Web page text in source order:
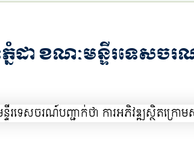
ា ខណៈមន្ទីរទេសចរ